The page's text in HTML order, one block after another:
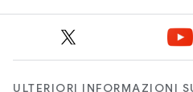
ULTERIORI INFORMAZIONI